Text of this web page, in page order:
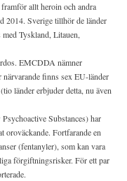
allt heroin och andra
2014. Sverige tillhör de länder
Tyskland, Litauen,
EMCDDA nämner
finns sex EU-länder
länder erbjuder detta, nu även
Substances) har
oroväckande. Fortfarande en
(fentanyler), som kan vara
förgiftningsrisker. För ett par